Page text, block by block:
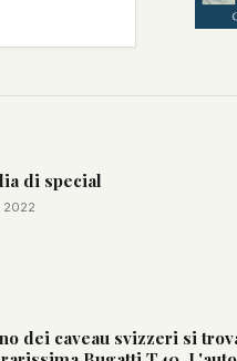
di special
2022
dei caveau svizzeri si